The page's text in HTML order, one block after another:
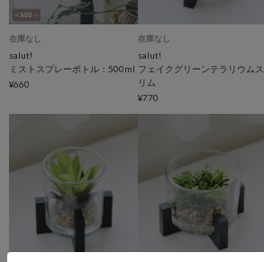
在庫なし
salut!
ミストスプレーボトル：500ml
¥660
在庫なし
salut!
フェイクグリーンテラリウムス
リム
¥770